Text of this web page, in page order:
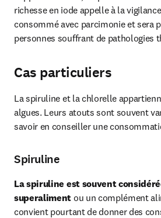
richesse en iode appelle à la
consommé avec parcimonie et sera
personnes souffrant de pathologies
Cas particuliers
La spiruline et la chlorelle
algues. Leurs atouts sont souvent
savoir en conseiller une
Spiruline
La spiruline est souvent
superaliment ou un complément
convient pourtant de donner des